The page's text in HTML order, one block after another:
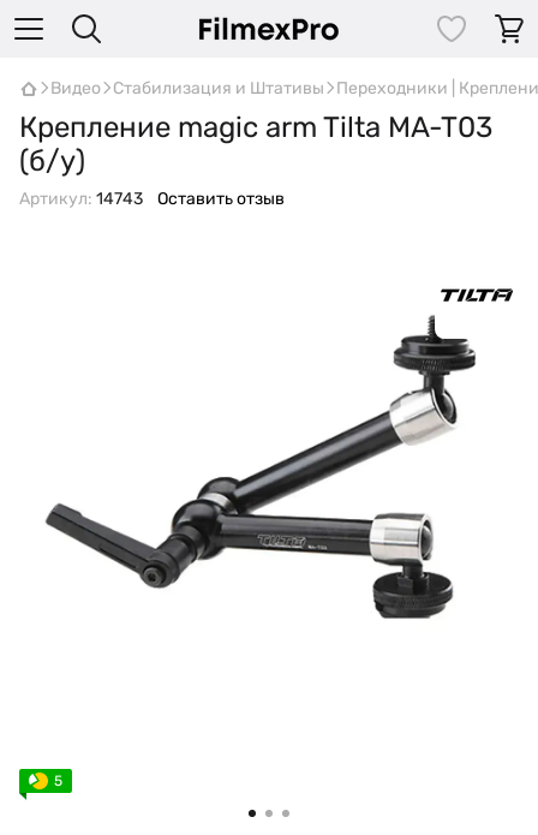
Видео Стабилизация и Штативы Переходники |
Крепление magic arm Tilta MA-T03
(б/у)
Артикул: 14743 Оставить отзыв
5